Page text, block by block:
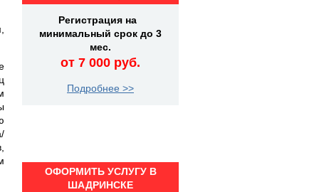
Регистрация на
минимальный срок до 3
мес.
от 7 000 руб.
Подробнее >>
ОФОРМИТЬ УСЛУГУ В
ШАДРИНСКЕ